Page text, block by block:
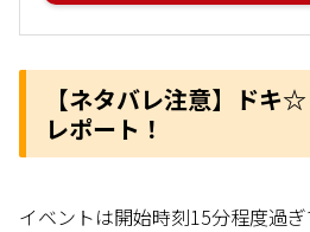
【ネタバレ注意】ドキ
レポート！
イベントは開始時刻15分程度過ぎ